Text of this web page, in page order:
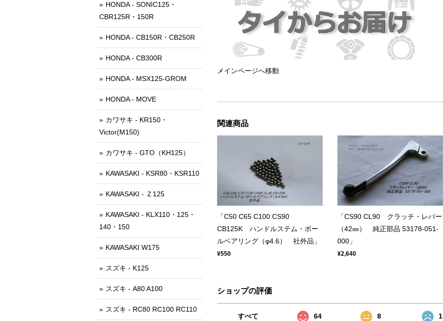
メインページへ移動
関連商品
「C50 C65 C100 CS90
CB125K ハンドルステム・ボー
ルベアリング（φ4.6） 社外品」
¥550
「CS90 CL90 クラッチ・レバー
（42㎜） 純正部品 53178-051-
000」
¥2,640
ショップの評価
すべて 64 8 1
HONDA - SONIC125・
CBR125R・150R
HONDA - CB150R・CB250R
HONDA - CB300R
HONDA - MSX125-GROM
HONDA - MOVE
カワサキ - KR150・
Victor(M150)
カワサキ - GTO（KH125）
KAWASAKI - KSR80・KSR110
KAWASAKI - Ｚ125
KAWASAKI - KLX110・125・
140・150
KAWASAKI W175
スズキ - K125
スズキ - A80 A100
スズキ - RC80 RC100 RC110